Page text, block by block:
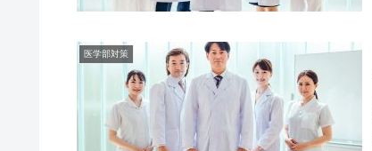
医学部対策